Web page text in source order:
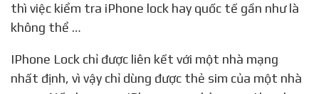
thì việc kiểm tra iPhone lock hay quốc tế gần như là
không thể …
IPhone Lock chỉ được liên kết với một nhà mạng
nhất định, vì vậy chỉ dùng được thẻ sim của một nhà